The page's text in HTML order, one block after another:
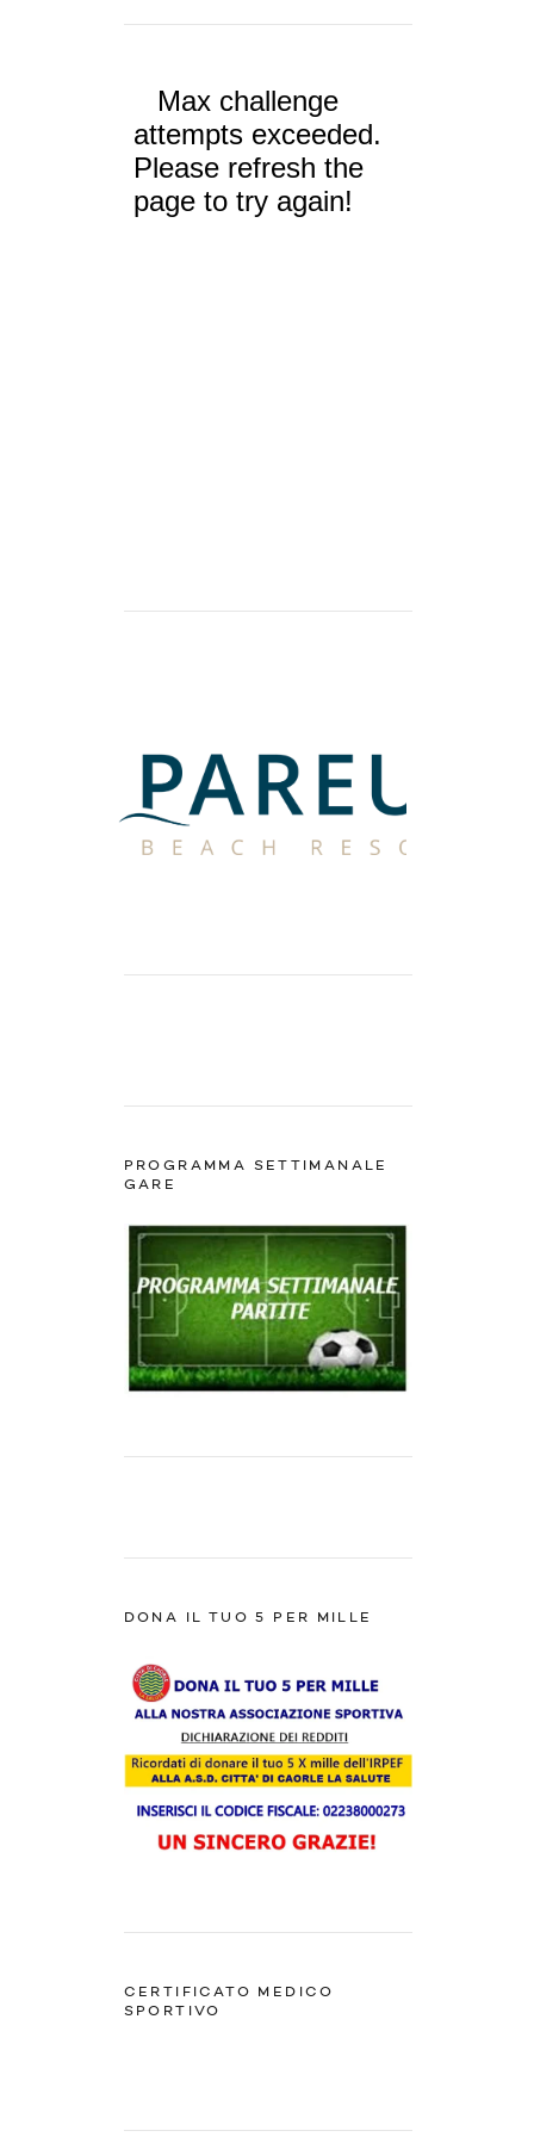
PROGRAMMA SETTIMANALE
GARE
DONA IL TUO 5 PER MILLE
CERTIFICATO MEDICO
SPORTIVO